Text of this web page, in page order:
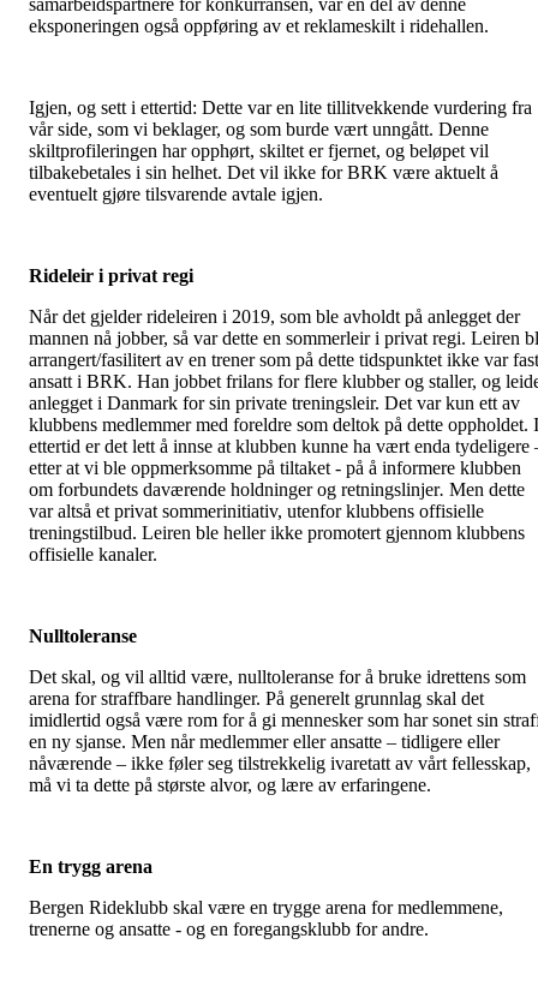
eksponeringen også oppføring av et reklameskilt i ridehallen.
Igjen, og sett i ettertid: Dette var en lite tillitvekkende vurdering fra
vår side, som vi beklager, og som burde vært unngått. Denne
skiltprofileringen har opphørt, skiltet er fjernet, og beløpet vil
tilbakebetales i sin helhet. Det vil ikke for BRK være aktuelt å
eventuelt gjøre tilsvarende avtale igjen.
Rideleir i privat regi
Når det gjelder rideleiren i 2019, som ble avholdt på anlegget der
mannen nå jobber, så var dette en sommerleir i privat regi. Leiren
arrangert/fasilitert av en trener som på dette tidspunktet ikke var fast
ansatt i BRK. Han jobbet frilans for flere klubber og staller, og
anlegget i Danmark for sin private treningsleir. Det var kun ett av
klubbens medlemmer med foreldre som deltok på dette oppholdet. I
ettertid er det lett å innse at klubben kunne ha vært enda tydeligere
etter at vi ble oppmerksomme på tiltaket - på å informere klubben
om forbundets daværende holdninger og retningslinjer. Men dette
var altså et privat sommerinitiativ, utenfor klubbens offisielle
treningstilbud. Leiren ble heller ikke promotert gjennom klubbens
offisielle kanaler.
Nulltoleranse
Det skal, og vil alltid være, nulltoleranse for å bruke idrettens som
arena for straffbare handlinger. På generelt grunnlag skal det
imidlertid også være rom for å gi mennesker som har sonet sin
en ny sjanse. Men når medlemmer eller ansatte – tidligere eller
nåværende – ikke føler seg tilstrekkelig ivaretatt av vårt fellesskap,
må vi ta dette på største alvor, og lære av erfaringene.
En trygg arena
Bergen Rideklubb skal være en trygge arena for medlemmene,
trenerne og ansatte - og en foregangsklubb for andre.